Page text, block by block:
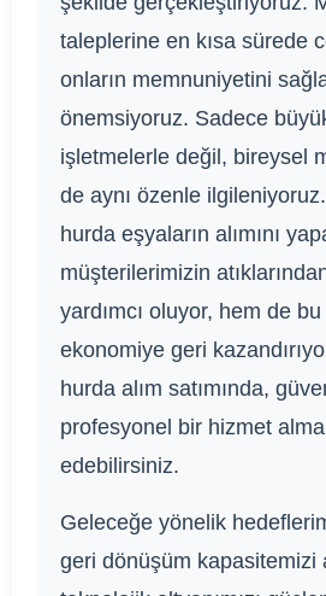
taleplerine en kısa sürede
onların memnuniyetini
önemsiyoruz. Sadece
işletmelerle değil, bireysel
de aynı özenle
hurda eşyaların alımını
müşterilerimizin
yardımcı oluyor, hem de bu
ekonomiye geri
hurda alım satımında,
profesyonel bir hizmet
edebilirsiniz.
Geleceğe yönelik
geri dönüşüm kapasitemizi